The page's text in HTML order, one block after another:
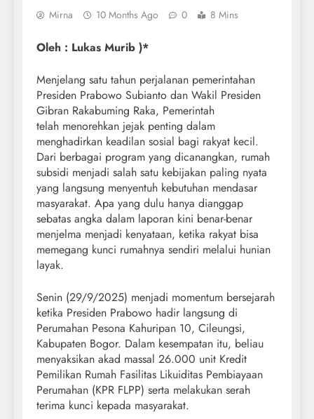
Mirna 10 Months Ago 0 8 Mins
Oleh : Lukas Murib )*
Menjelang satu tahun perjalanan pemerintahan
Presiden Prabowo Subianto dan Wakil Presiden
Gibran Rakabuming Raka, Pemerintah
telah menorehkan jejak penting dalam
menghadirkan keadilan sosial bagi rakyat kecil.
Dari berbagai program yang dicanangkan, rumah
subsidi menjadi salah satu kebijakan paling nyata
yang langsung menyentuh kebutuhan mendasar
masyarakat. Apa yang dulu hanya dianggap
sebatas angka dalam laporan kini benar-benar
menjelma menjadi kenyataan, ketika rakyat bisa
memegang kunci rumahnya sendiri melalui hunian
layak.
Senin (29/9/2025) menjadi momentum bersejarah
ketika Presiden Prabowo hadir langsung di
Perumahan Pesona Kahuripan 10, Cileungsi,
Kabupaten Bogor. Dalam kesempatan itu, beliau
menyaksikan akad massal 26.000 unit Kredit
Pemilikan Rumah Fasilitas Likuiditas Pembiayaan
Perumahan (KPR FLPP) serta melakukan serah
terima kunci kepada masyarakat.